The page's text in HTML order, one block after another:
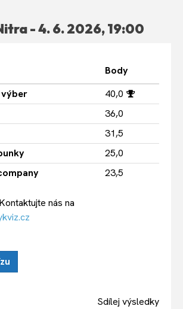
- 4. 6. 2026, 19:00
Body
40,0
36,0
31,5
25,0
23,5
nás na
Sdílej výsledky